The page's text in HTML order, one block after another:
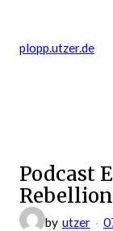
springen
plopp.utzer.de
Podcast
by utzer